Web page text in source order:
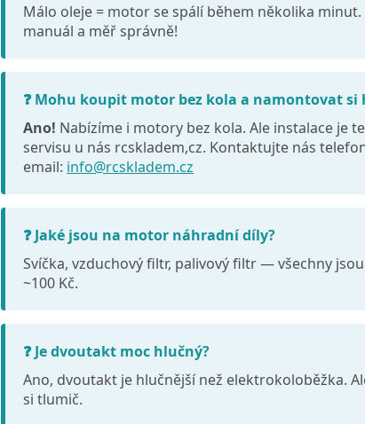
Málo oleje = motor se spálí během několika
manuál a měř správně!
❓ Mohu koupit motor bez kola a namontovat si
Ano! Nabízíme i motory bez kola. Ale instalace je
servisu u nás rcskladem,cz. Kontaktujte nás
email: info@rcskladem.cz
❓ Jaké jsou na motor náhradní díly?
Svíčka, vzduchový filtr, palivový filtr — všechny
~100 Kč.
❓ Je dvoutakt moc hlučný?
Ano, dvoutakt je hlučnější než elektrokoloběžka.
si tlumič.